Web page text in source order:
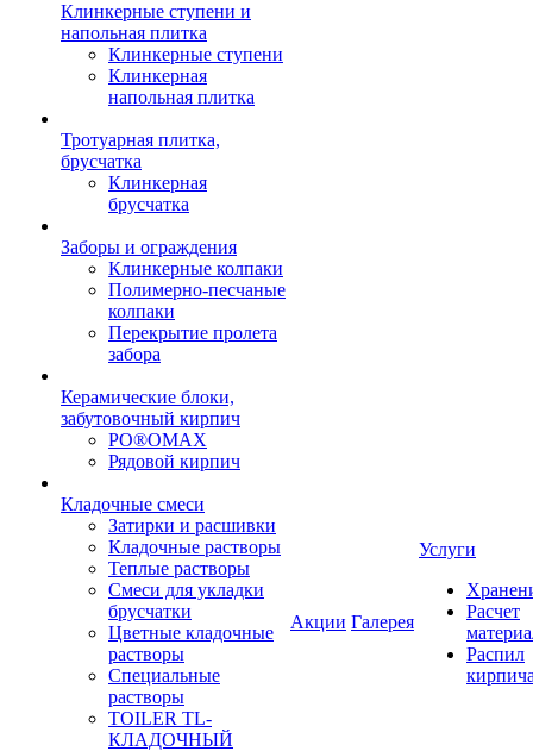
Клинкерные ступени и
напольная плитка
Клинкерные ступени
Клинкерная
напольная плитка
Тротуарная плитка,
брусчатка
Клинкерная
брусчатка
Заборы и ограждения
Клинкерные колпаки
Полимерно-песчаные
колпаки
Перекрытие пролета
забора
Керамические блоки,
забутовочный кирпич
PO®OMAX
Рядовой кирпич
Кладочные смеси
Затирки и расшивки
Кладочные растворы
Теплые растворы
Смеси для укладки
брусчатки
Цветные кладочные
растворы
Специальные
растворы
TOILER TL-
КЛАДОЧНЫЙ
Акции Галерея
Услуги
Расчет
Распил